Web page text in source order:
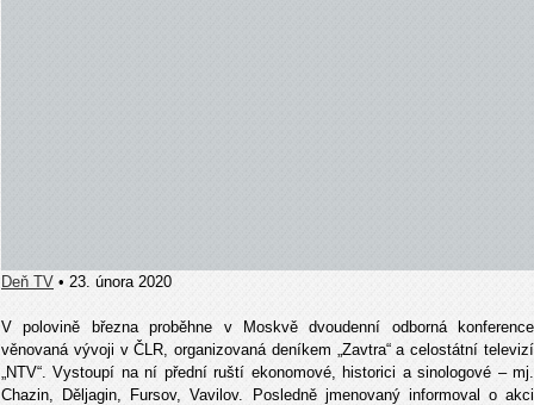
Deň TV • 23. února 2020
V polovině března proběhne v Moskvě dvoudenní odborná konference
věnovaná vývoji v ČLR, organizovaná deníkem „Zavtra“ a celostátní televizí
„NTV“. Vystoupí na ní přední ruští ekonomové, historici a sinologové – mj.
Chazin, Děljagin, Fursov, Vavilov. Posledně jmenovaný informoval o akci